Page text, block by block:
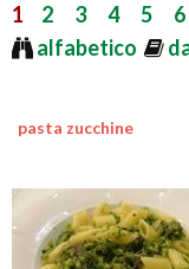
1 2 3 4 5 6
alfabetico
pasta zucchine